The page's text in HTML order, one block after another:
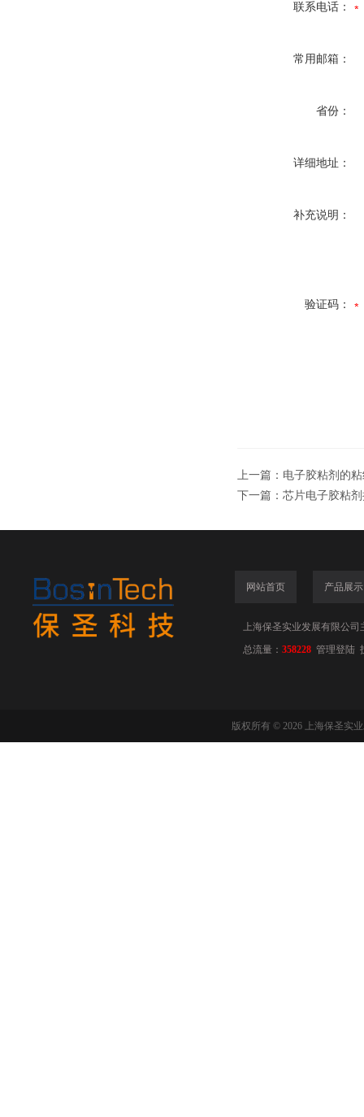
联系电话：
常用邮箱：
省份：
详细地址：
补充说明：
验证码：
上一篇： 电子胶粘剂的
下一篇： 芯片电子胶粘
网站首页 产品展示
上海保圣实业发展有限公司
总流量： 358228 管理登陆
版权所有 © 2026 上海保圣实